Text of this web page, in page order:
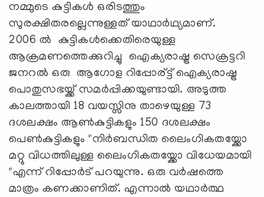
നമ്മുടെ കുട്ടികൾ ഒരിടത്തും
സുരക്ഷിതരല്ലെന്നുള്ളത് യാഥാർഥ്യമാണ്.
2006 ൽ കുട്ടികൾക്കെതിരെയുള്ള
ആക്രമണത്തെക്കുറിച്ചു ഐക്യരാഷ്ട്ര സെക്രട്ടറി
ജനറൽ ഒരു ആഗോള റിപ്പോര്ട്ട് ഐക്യരാഷ്ട്ര
പൊതുസഭയ്ക്ക് സമർപ്പിക്കയുണ്ടായി. അടുത്ത
കാലത്തായി 18 വയസ്സിനു താഴെയുള്ള 73
ദശലക്ഷം ആൺകുട്ടികളും 150 ദശലക്ഷം
പെൺകുട്ടികളും "നിർബന്ധിത ലൈംഗികതയ്ക്കോ
മറ്റു വിധത്തിലുള്ള ലൈംഗികതയ്ക്കോ വിധേയമായി
"എന്ന് റിപ്പോർട് പറയുന്നു. ഒരു വർഷത്തെ
മാത്രം കണക്കാണിത്. എന്നാൽ യഥാർത്ഥ